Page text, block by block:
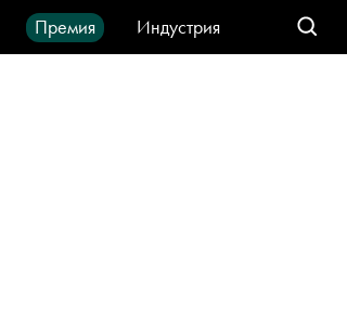
Премия
Индустрия
IT-продукты